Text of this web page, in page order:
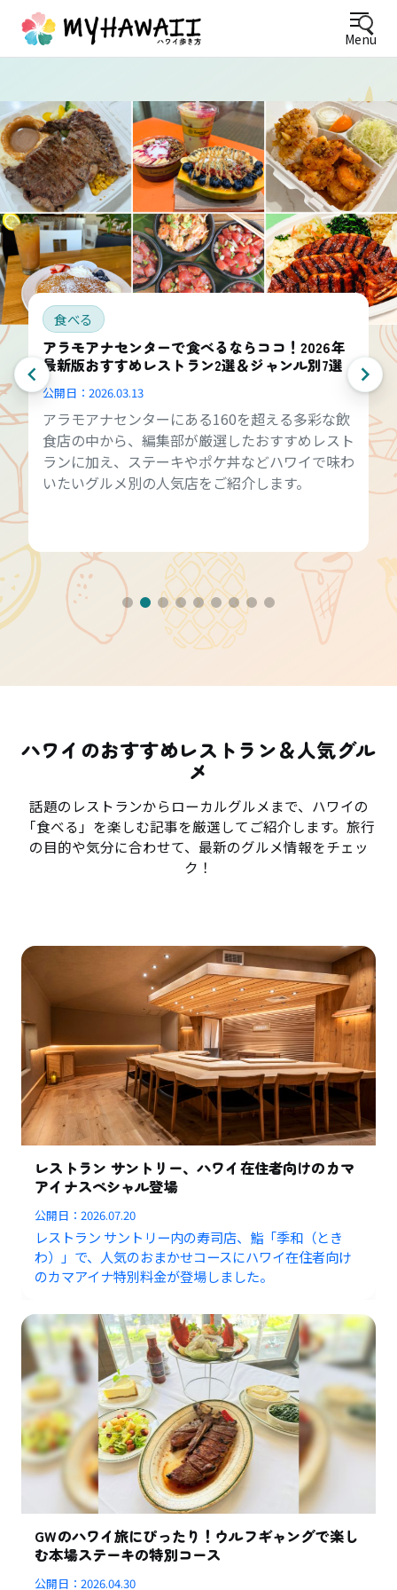
Menu
食べる
【2025年最新】ハワイ・ワイキキで行くべき！
おすすめハッピーアワー10選
公開日：2025.11.27
円安の今、ハワイ旅行で人気なのが「ハッピーア
ワー」。ハッピーアワーを上手に活用してみませ
んか？
ハワイのおすすめレストラン＆人気グル
メ
話題のレストランからローカルグルメまで、ハワイの
「食べる」を楽しむ記事を厳選してご紹介します。旅行
の目的や気分に合わせて、最新のグルメ情報をチェッ
ク！
レストラン サントリー、ハワイ在住者向けのカマ
アイナスペシャル登場
公開日：2026.07.20
レストラン サントリー内の寿司店、鮨「季和（とき
わ）」で、人気のおまかせコースにハワイ在住者向け
のカマアイナ特別料金が登場しました。
GWのハワイ旅にぴったり！ウルフギャングで楽し
む本場ステーキの特別コース
公開日：2026.04.30